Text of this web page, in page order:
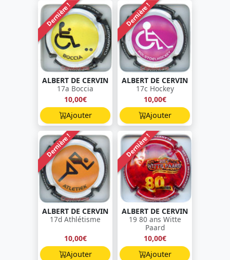
Dernière !
ALBERT DE CERVIN
17a Boccia
10,00€
Ajouter
Dernière !
ALBERT DE CERVIN
17c Hockey
10,00€
Ajouter
Dernière !
ALBERT DE CERVIN
17d Athlétisme
10,00€
Ajouter
Dernière !
ALBERT DE CERVIN
19 80 ans Witte
Paard
10,00€
Ajouter